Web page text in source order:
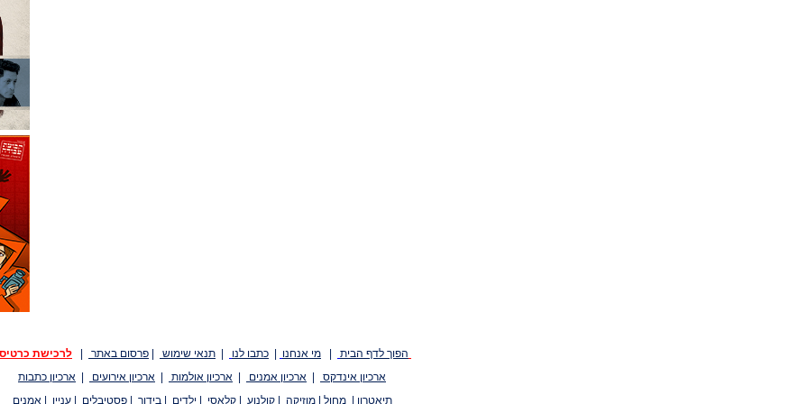
הפוך לדף הבית מי אנחנו כתבו לנו תנאי שימוש פרסום באתר
לרכישת
ארכיון אינדקס
ארכיון אמנים ארכיון אולמות ארכיון אירועים
ארכיון כתבות
תיאטרון
|מחול |מוזיקה |קולנוע |קלאסי ילדים |בידור |פסטיבלים |עניין |אמנים